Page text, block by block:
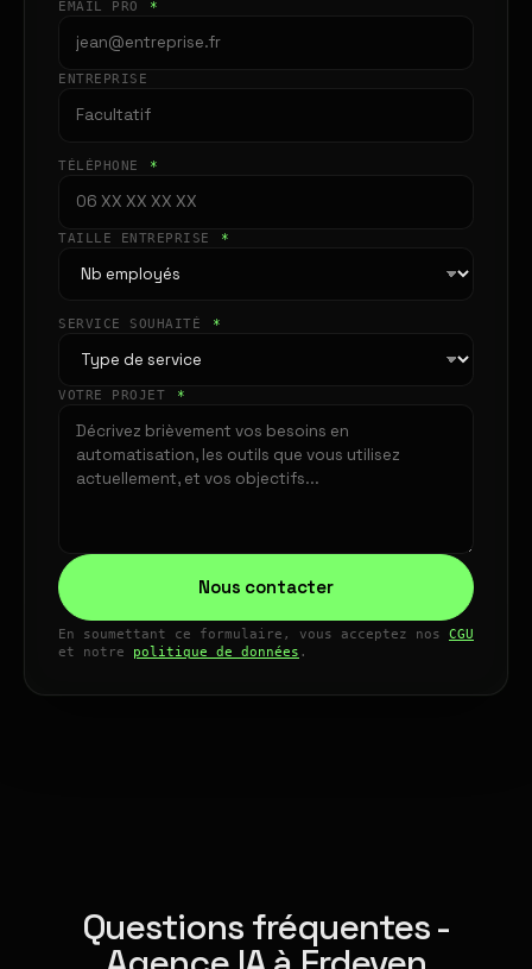
EMAIL PRO *
ENTREPRISE
TÉLÉPHONE *
TAILLE ENTREPRISE *
SERVICE SOUHAITÉ *
VOTRE PROJET *
Nous contacter
En soumettant ce formulaire, vous acceptez nos CGU
et notre politique de données .
Questions fréquentes -